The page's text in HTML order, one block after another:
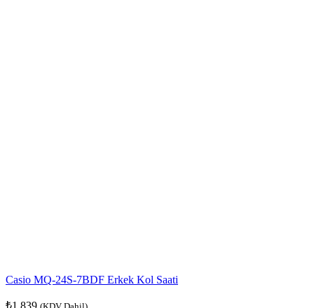
Casio MQ-24S-7BDF Erkek Kol Saati
₺1.839